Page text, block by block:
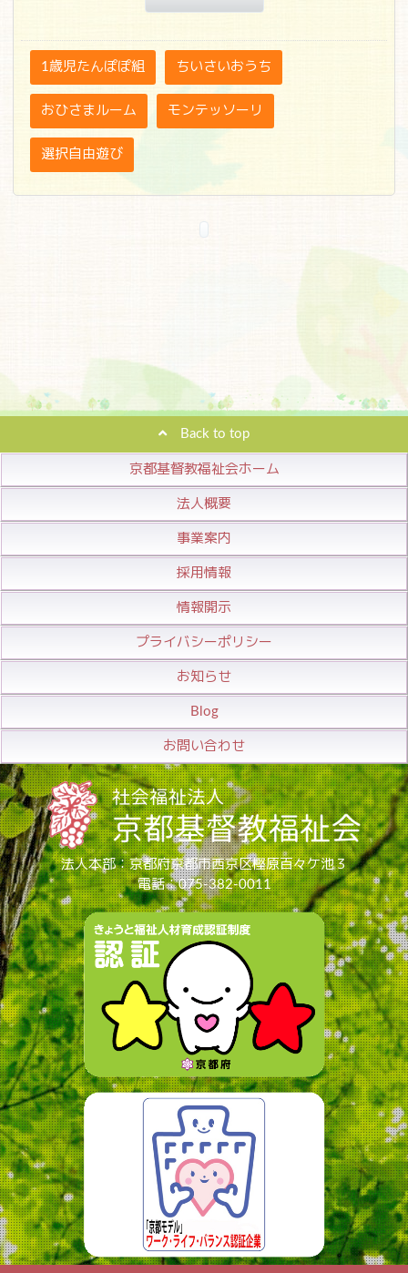
1歳児たんぽぽ組 ちいさいおうち
おひさまルーム モンテッソーリ
選択自由遊び
Back to top
京都基督教福祉会ホーム
法人概要
事業案内
採用情報
情報開示
プライバシーポリシー
お知らせ
Blog
お問い合わせ
法人本部：京都府京都市西京区樫原百々ケ池３
電話：075-382-0011